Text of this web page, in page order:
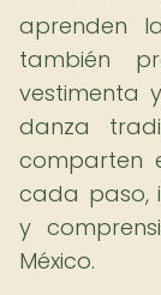
aprenden
también
vestimenta
danza
comparten
cada paso,
y
México.